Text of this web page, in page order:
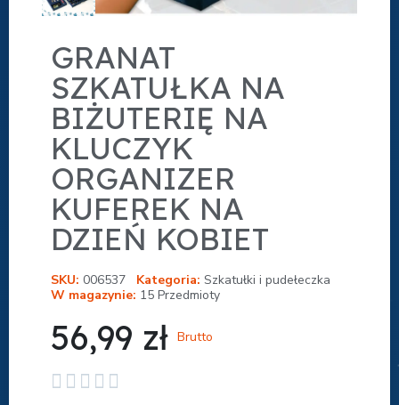
GRANAT
SZKATUŁKA NA
BIŻUTERIĘ NA
KLUCZYK
ORGANIZER
KUFEREK NA
DZIEŃ KOBIET
SKU 006537 Kategoria Szkatułki i pudełeczka
W magazynie 15 Przedmioty
56,99 zł Brutto
    